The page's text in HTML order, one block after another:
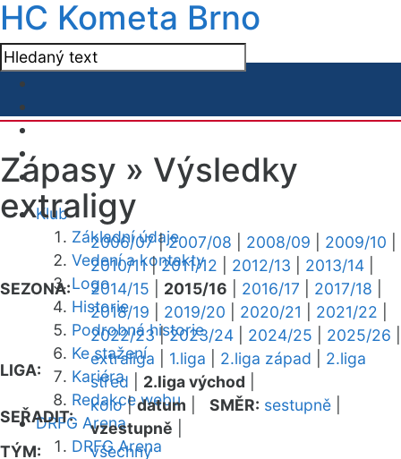
HC Kometa Brno
Klub
Základní údaje
Vedení a kontakty
Logo
Historie
Podrobná historie
Ke stažení
Kariéra
Redakce webu
DRFG Arena
DRFG Arena
Zápasy » Výsledky
extraligy
SEZONA:
2006/07|2007/08 2008/09 2009/10
2010/11|2011/12 2012/13 2013/14
2014/15
2015/16 2016/17 2017/18
2018/19
2019/20 2020/21 2021/22
2022/23|2023/24 2024/25 2025/26
LIGA:
extraliga 1.liga 2.liga západ
2.liga
střed
2.liga východ
SEŘADIT:
kolo|datum SMĚR: sestupně
vzestupně
TÝM:
všechny